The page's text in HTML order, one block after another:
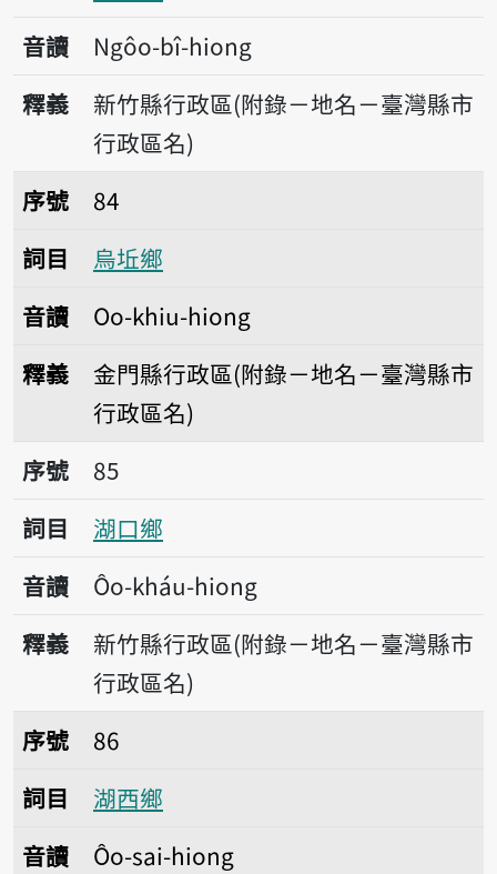
音讀
Ngôo-bî-hiong
釋義
新竹縣行政區(附錄－地名－臺灣縣市
行政區名)
序號84烏坵鄉
序號
84
詞目
烏坵鄉
音讀
Oo-khiu-hiong
釋義
金門縣行政區(附錄－地名－臺灣縣市
行政區名)
序號85湖口鄉
序號
85
詞目
湖口鄉
音讀
Ôo-kháu-hiong
釋義
新竹縣行政區(附錄－地名－臺灣縣市
行政區名)
序號86湖西鄉
序號
86
詞目
湖西鄉
音讀
Ôo-sai-hiong